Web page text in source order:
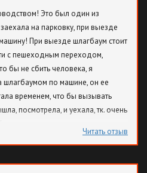
Это был один из
на парковку, при выезде
При выезде шлагбаум стоит
с пешеходным переходом,
бы не сбить человека, я
шлагбаумом по машине, он ее
временем, что бы вызывать
посмотрела, и уехала, тк. очень
написала по «Обратной связи» на
что приняли к сведению
Читать отзыв